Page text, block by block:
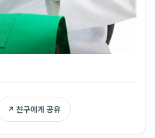
↗ 친구에게 공유